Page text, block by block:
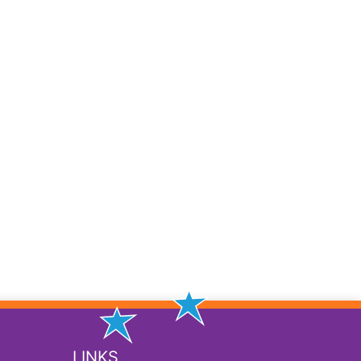
LINKS